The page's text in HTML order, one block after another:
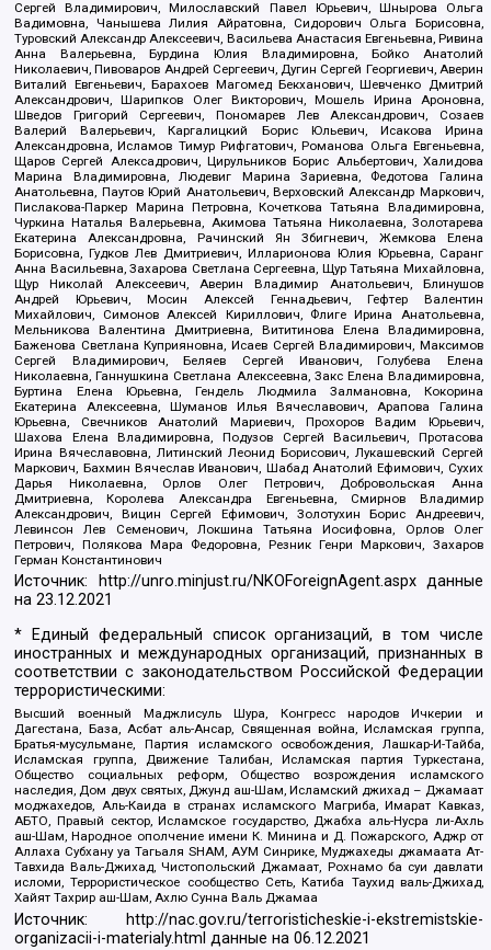
Сергей Владимирович, Милославский Павел Юрьевич, Шнырова Ольга
Вадимовна, Чанышева Лилия Айратовна, Сидорович Ольга Борисовна,
Туровский Александр Алексеевич, Васильева Анастасия Евгеньевна, Ривина
Анна Валерьевна, Бурдина Юлия Владимировна, Бойко Анатолий
Николаевич, Пивоваров Андрей Сергеевич, Дугин Сергей Георгиевич, Аверин
Виталий Евгеньевич, Барахоев Магомед Бекханович, Шевченко Дмитрий
Александрович, Шарипков Олег Викторович, Мошель Ирина Ароновна,
Шведов Григорий Сергеевич, Пономарев Лев Александрович, Созаев
Валерий Валерьевич, Каргалицкий Борис Юльевич, Исакова Ирина
Александровна, Исламов Тимур Рифгатович, Романова Ольга Евгеньевна,
Щаров Сергей Алексадрович, Цирульников Борис Альбертович, Халидова
Марина Владимировна, Людевиг Марина Зариевна, Федотова Галина
Анатольевна, Паутов Юрий Анатольевич, Верховский Александр Маркович,
Пислакова-Паркер Марина Петровна, Кочеткова Татьяна Владимировна,
Чуркина Наталья Валерьевна, Акимова Татьяна Николаевна, Золотарева
Екатерина Александровна, Рачинский Ян Збигневич, Жемкова Елена
Борисовна, Гудков Лев Дмитриевич, Илларионова Юлия Юрьевна, Саранг
Анна Васильевна, Захарова Светлана Сергеевна, Щур Татьяна Михайловна,
Щур Николай Алексеевич, Аверин Владимир Анатольевич, Блинушов
Андрей Юрьевич, Мосин Алексей Геннадьевич, Гефтер Валентин
Михайлович, Симонов Алексей Кириллович, Флиге Ирина Анатольевна,
Мельникова Валентина Дмитриевна, Вититинова Елена Владимировна,
Баженова Светлана Куприяновна, Исаев Сергей Владимирович, Максимов
Сергей Владимирович, Беляев Сергей Иванович, Голубева Елена
Николаевна, Ганнушкина Светлана Алексеевна, Закс Елена Владимировна,
Буртина Елена Юрьевна, Гендель Людмила Залмановна, Кокорина
Екатерина Алексеевна, Шуманов Илья Вячеславович, Арапова Галина
Юрьевна, Свечников Анатолий Мариевич, Прохоров Вадим Юрьевич,
Шахова Елена Владимировна, Подузов Сергей Васильевич, Протасова
Ирина Вячеславовна, Литинский Леонид Борисович, Лукашевский Сергей
Маркович, Бахмин Вячеслав Иванович, Шабад Анатолий Ефимович, Сухих
Дарья Николаевна, Орлов Олег Петрович, Добровольская Анна
Дмитриевна, Королева Александра Евгеньевна, Смирнов Владимир
Александрович, Вицин Сергей Ефимович, Золотухин Борис Андреевич,
Левинсон Лев Семенович, Локшина Татьяна Иосифовна, Орлов Олег
Петрович, Полякова Мара Федоровна, Резник Генри Маркович, Захаров
Герман Константинович
Источник: http://unro.minjust.ru/NKOForeignAgent.aspxданные
на23.12.2021
* Единый федеральный список организаций, в том числе
иностранных и международных организаций, признанных в
соответствии с законодательством Российской Федерации
террористическими:
Высший военный Маджлисуль Шура, Конгресс народов Ичкерии и
Дагестана, База, Асбат аль-Ансар, Священная война, Исламская группа,
Братья-мусульмане, Партия исламского освобождения, Лашкар-И-Тайба,
Исламская группа, Движение Талибан, Исламская партия Туркестана,
Общество социальных реформ, Общество возрождения исламского
наследия, Дом двух святых, Джунд аш-Шам, Исламский джихад – Джамаат
моджахедов, Аль-Каида в странах исламского Магриба, Имарат Кавказ,
АБТО, Правый сектор, Исламское государство, Джабха аль-Нусра ли-Ахль
аш-Шам, Народное ополчение имени К. Минина и Д. Пожарского, Аджр от
Аллаха Субхану уа Тагьаля SHAM, АУМ Синрике, Муджахеды джамаата Ат-
Тавхида Валь-Джихад, Чистопольский Джамаат, Рохнамо ба суи давлати
исломи, Террористическое сообщество Сеть, Катиба Таухид валь-Джихад,
Хайят Тахрир аш-Шам, Ахлю Сунна Валь Джамаа
Источник:
http://nac.gov.ru/terroristicheskie-i-ekstremistskie-
organizacii-i-materialy.html данные на06.12.2021